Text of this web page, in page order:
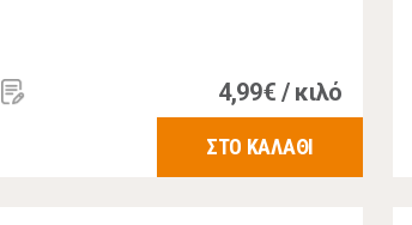
4,99€ / κιλό
ΣΤΟ ΚΑΛΑΘΙ